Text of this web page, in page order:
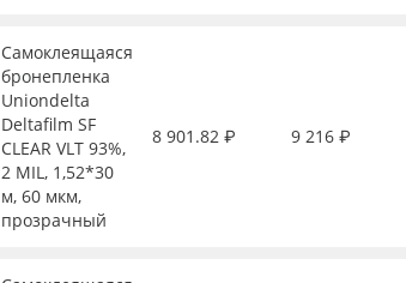
Самоклеящаяся
бронепленка
Uniondelta
Deltafilm SF
CLEAR VLT 93%,
2 MIL, 1,52*30
м, 60 мкм,
прозрачный
8 901.82 ₽ 9 216 ₽